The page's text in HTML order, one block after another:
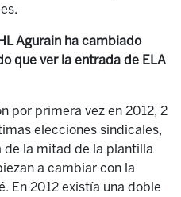
Agurain ha cambiado
que ver la entrada de ELA
por primera vez en 2012, 2
elecciones sindicales,
de la mitad de la plantilla
a cambiar con la
En 2012 existía una doble